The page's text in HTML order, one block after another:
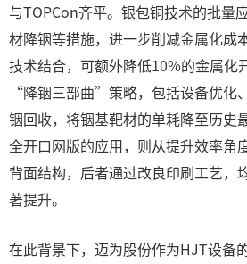
与TOPCon齐平。银包铜技术的批量
材降铟等措施，进一步削减金属化成
技术结合，可额外降低10%的金属化
“降铟三部曲”策略，包括设备优化
铟回收，将铟基靶材的单耗降至历史
全开口网版的应用，则从提升效率角
背面结构，后者通过改良印刷工艺，
著提升。
在此背景下，迈为股份作为HJT设备